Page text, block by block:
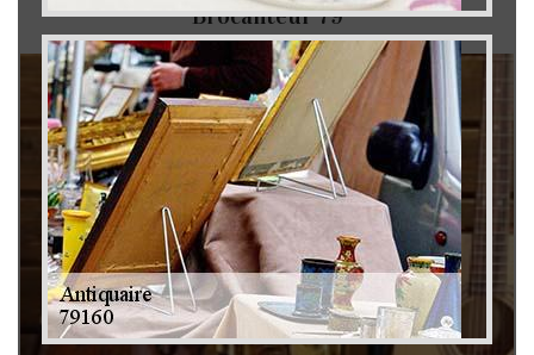
Brocanteur 79